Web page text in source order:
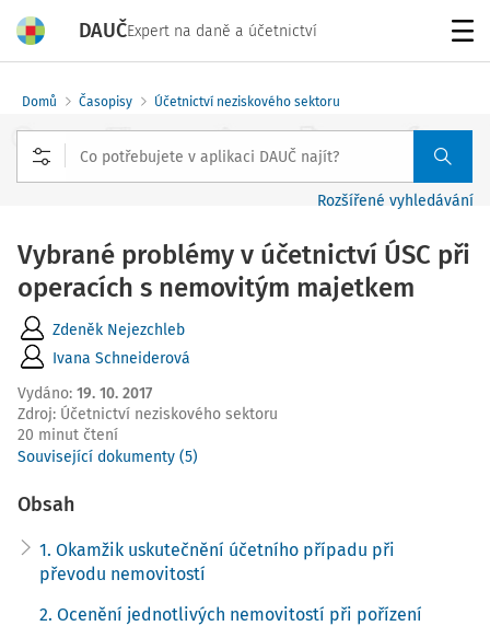
DAUČExpert na daně a účetnictví
Domů Časopisy Účetnictví neziskového sektoru
Rozšířené vyhledávání
Vybrané problémy v účetnictví ÚSC při
operacích s nemovitým majetkem
Zdeněk Nejezchleb
Ivana Schneiderová
Vydáno: 19. 10. 2017
Zdroj: Účetnictví neziskového sektoru
20 minut čtení
Související dokumenty (5)
Obsah
1. Okamžik uskutečnění účetního případu při
převodu nemovitostí
2. Ocenění jednotlivých nemovitostí při pořízení